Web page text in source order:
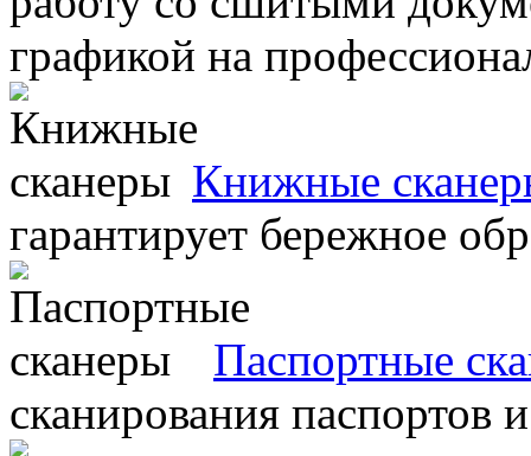
графикой на
Книжные
гарантирует бережное
Паспортные
сканирования паспортов